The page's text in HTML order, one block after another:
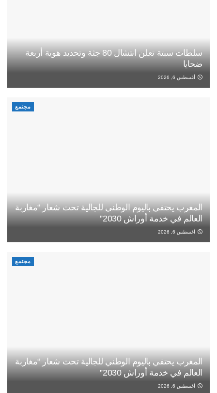
سلطات سبتة تعلن انتشال 80 جثة وتحديد هوية أربعة
ضحايا
أغسطس 6, 2026
مجتمع
المغرب يحتفي باليوم الوطني للجالية تحت شعار “مغاربة
العالم في خدمة أوراش 2030”
أغسطس 6, 2026
مجتمع
المغرب يحتفي باليوم الوطني للجالية تحت شعار “مغاربة
العالم في خدمة أوراش 2030”
أغسطس 6, 2026